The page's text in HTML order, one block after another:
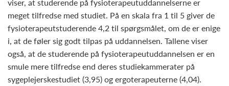
viser, at studerende på fysioterapeutuddannelserne er
meget tilfredse med studiet. På en skala fra 1 til 5 giver de
fysioterapeutstuderende 4,2 til spørgsmålet, om de er enige
i, at de føler sig godt tilpas på uddannelsen. Tallene viser
også, at de studerende på fysioterapeutuddannelsen er en
smule mere tilfredse end deres studiekammerater på
sygeplejerskestudiet (3,95) og ergoterapeuterne (4,04).